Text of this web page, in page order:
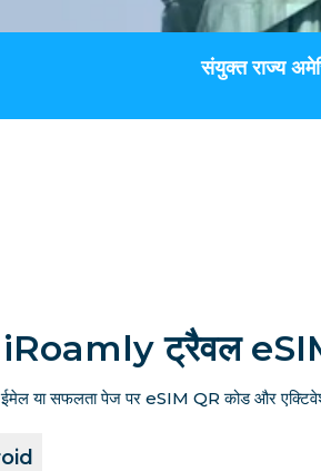
संयुक्त राज्य
iRoamly ट्रैवल
ईमेल या सफलता पेज पर eSIM QR कोड और